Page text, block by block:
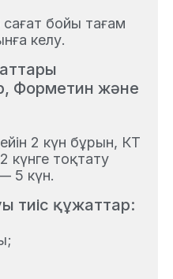
бойы тағам
келу.
Форметин және
2 күн бұрын, КТ
күнге тоқтату
5 күн.
тиіс құжаттар: